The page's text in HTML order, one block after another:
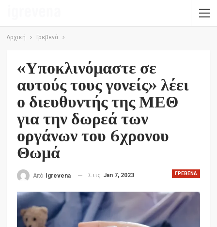
Αρχική Γρεβενά
«Υποκλινόμαστε σε
αυτούς τους γονείς» λέει
ο διευθυντής της ΜΕΘ
για την δωρεά των
οργάνων του 6χρονου
Θωμά
ΓΡΕΒΕΝΆ
Από Igrevena Στις Jan 7, 2023